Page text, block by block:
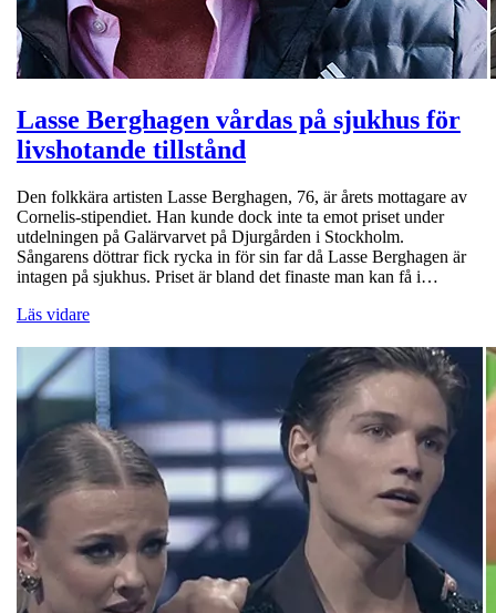
Lasse Berghagen vårdas på sjukhus för
livshotande tillstånd
Den folkkära artisten Lasse Berghagen, 76, är årets mottagare av
Cornelis-stipendiet. Han kunde dock inte ta emot priset under
utdelningen på Galärvarvet på Djurgården i Stockholm.
Sångarens döttrar fick rycka in för sin far då Lasse Berghagen är
intagen på sjukhus. Priset är bland det finaste man kan få i…
Läs vidare